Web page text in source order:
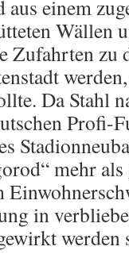
aus einem
Wällen
Zufahrten zu
Da Stahl
Profi-
mehr
in
werden